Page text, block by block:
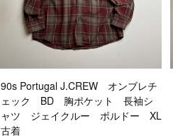
90s Portugal J.CREW オンブレチ
ェック BD 胸ポケット 長袖シ
ャツ ジェイクルー ボルドー XL
古着